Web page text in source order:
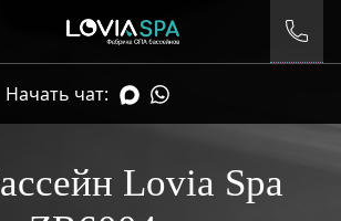
Начать чат:
Lovia Spa